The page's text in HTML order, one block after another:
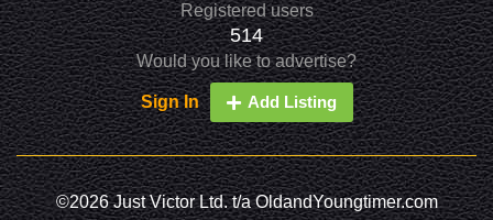
Registered users
514
Would you like to advertise?
Sign In Add Listing
©2026 Just Victor Ltd. t/a OldandYoungtimer.com